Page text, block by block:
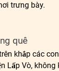
trưng bày.
quê
khắp các
Lấp Vò,